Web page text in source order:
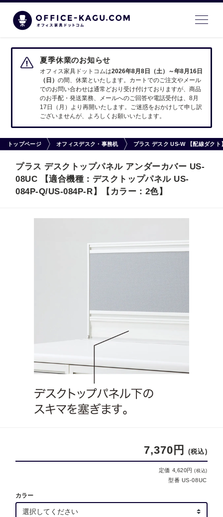
夏季休業のお知らせ
オフィス家具ドットコムは2026年8月8日（土）～年8月16日
（日）の間、休業といたします。カートでのご注文やメール
でのお問い合わせは通常どおり受け付けておりますが、商品
のお手配・発送業務、メールへのご回答や電話受付は、8月
17日（月）より再開いたします。ご迷惑をおかけして申し訳
ございませんが、よろしくお願いいたします。
トップページ オフィスデスク・事務机 プラス デスク US-W 【配線ダク
プラス デスクトップパネル アンダーカバー US-
08UC 【適合機種：デスクトップパネル US-
084P-Q/US-084P-R】【カラー：2色】
7,370円 (税込)
定価 4,620円(税込)
型番 US-08UC
カラー